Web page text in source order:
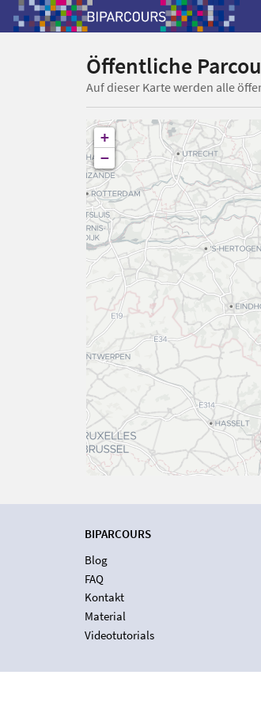
Öffentliche
Auf dieser Karte werden alle
+
−
BIPARCOURS
Blog
FAQ
Kontakt
Material
Videotutorials